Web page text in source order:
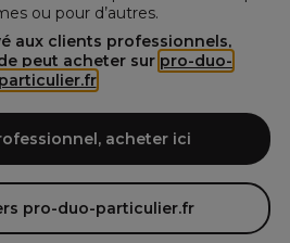
ou pour d’autres.
aux clients professionnels,
peut acheter sur pro-duo-
particulier.fr
acheter ici
pro-duo-particulier.fr
la beauté, nous vous proposons une
pour la coiffure et
des salons de coiffure et instituts
s’adresse également à tous ceux
et d'accessoires de coiffure et de